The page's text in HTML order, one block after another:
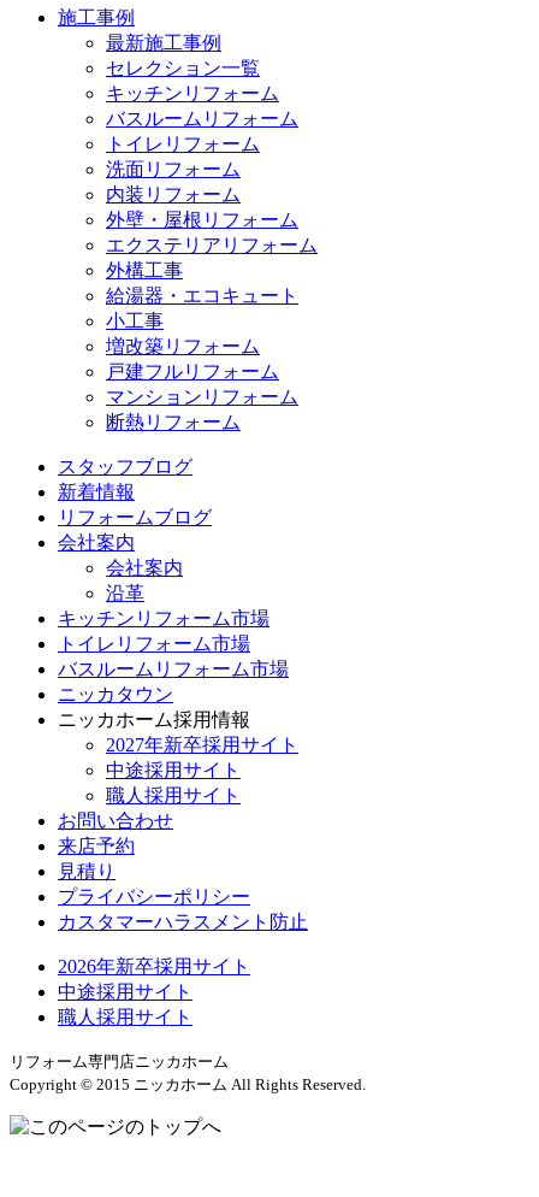
施工事例
最新施工事例
セレクション一覧
キッチンリフォーム
バスルームリフォーム
トイレリフォーム
洗面リフォーム
内装リフォーム
外壁・屋根リフォーム
エクステリアリフォーム
外構工事
給湯器・エコキュート
小工事
増改築リフォーム
戸建フルリフォーム
マンションリフォーム
断熱リフォーム
スタッフブログ
新着情報
リフォームブログ
会社案内
会社案内
沿革
キッチンリフォーム市場
トイレリフォーム市場
バスルームリフォーム市場
ニッカタウン
ニッカホーム採用情報
2027年新卒採用サイト
中途採用サイト
職人採用サイト
お問い合わせ
来店予約
見積り
プライバシーポリシー
カスタマーハラスメント防止
2026年新卒採用サイト
中途採用サイト
職人採用サイト
リフォーム専門店ニッカホーム
Copyright © 2015 ニッカホーム All Rights Reserved.